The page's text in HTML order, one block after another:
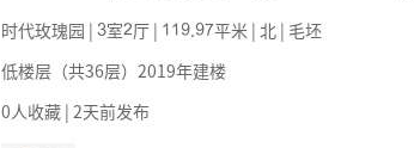
时代玫瑰园 | 室厅 |   .平米 | 北 | 毛坯
低楼层（共36层）2019年建楼
0人收藏 | 2天前发布